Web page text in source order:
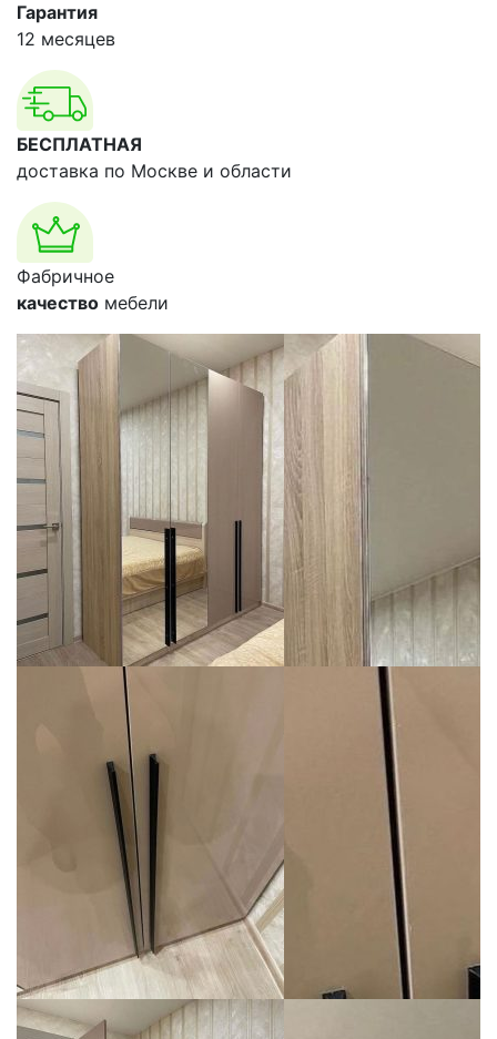
Гарантия
12 месяцев
БЕСПЛАТНАЯ
доставка по Москве и области
Фабричное
качество мебели